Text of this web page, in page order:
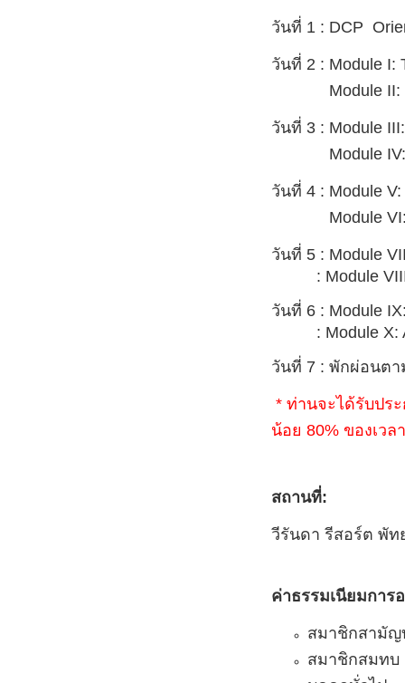
วันที่ 1 : DCP
วันที่ 2 : Module I:
Module
วันที่ 3 : Module
Module
วันที่ 4 : Module V:
Module
วันที่ 5 : Module
: Module
วันที่ 6 : Module
: Module X:
วันที่ 7 : พักผ่อนตา
* ท่านจะได้รับปร
น้อย 80% ของเว
สถานที่:
วีรันดา รีสอร์ต พัท
ค่าธรรมเนียมการ
สมาชิกสามั
สมา